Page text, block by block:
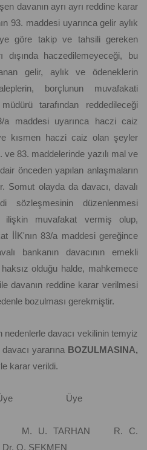
davanın ayrı ayrı reddine karar
93. maddesi uyarınca gelir aylık
göre takip ve tahsili gereken
haczedilemeyeceği, bu
gelir, aylık ve ödeneklerin
borçlunun muvafakati
tarafından reddedileceği
a maddesi uyarınca haczi caiz
kısmen haczi caiz olan şeyler
ve 83. maddelerinde yazılı mal ve
önceden yapılan anlaşmaların
Somut olayda da davacı, davalı
sözleşmesinin düzenlenmesi
ilişkin muvafakat vermiş olup,
İİK'nın 83/a maddesi gereğince
bankanın davacının emekli
haksız olduğu halde, mahkemece
davanın reddine karar verilmesi
bozulması gerekmiştir.
nedenlerle davacı vekilinin temyiz
yararına BOZULMASINA,
karar verildi.
Üye Üye
M. U. TARHAN R. C.
O. SEKMEN